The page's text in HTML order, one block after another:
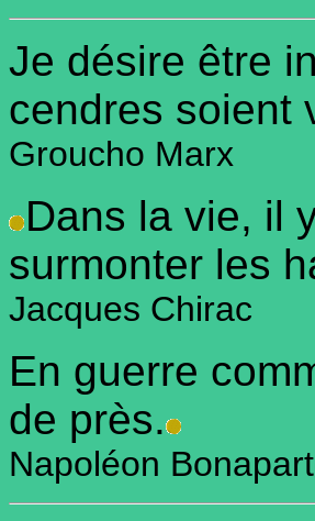
Je désire être
cendres soient
Groucho Marx
Dans la vie, il
surmonter les
Jacques Chirac
En guerre
de près.
Napoléon